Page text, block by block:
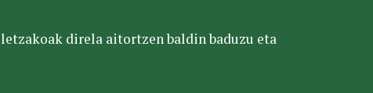
direla aitortzen baldin baduzu eta